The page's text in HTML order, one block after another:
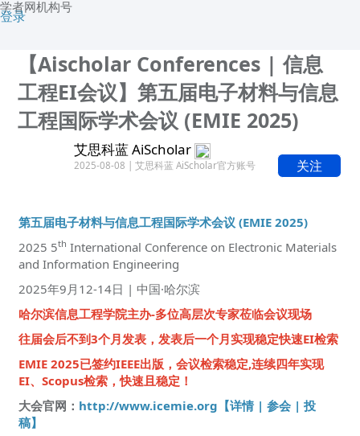
学者网机构号
登录
【Aischolar Conferences | 信息
工程EI会议】第五届电子材料与信息
工程国际学术会议 (EMIE 2025)
艾思科蓝 AiScholar
2025-08-08 | 艾思科蓝 AiScholar官方账号 关注
第五届电子材料与信息工程国际学术会议 (EMIE 2025)
2025 5th International Conference on Electronic Materials
and Information Engineering
2025年9月12-14日 | 中国·哈尔滨
哈尔滨信息工程学院主办-多位高层次专家莅临会议现场
往届会后不到3个月发表，发表后一个月实现稳定快速EI检索
EMIE 2025已签约IEEE出版， 会议检索稳定,连续四年实现
EI、Scopus检索，快速且稳定！
大会官网： http://www.icemie.org【详情 | 参会 | 投
稿】